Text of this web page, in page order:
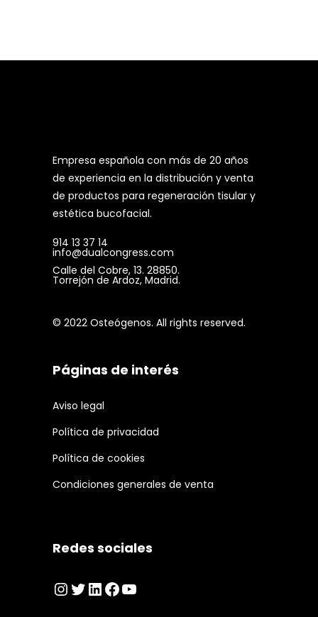
Empresa española con más de 20 años
de experiencia en la distribución y venta
de productos para regeneración tisular y
estética bucofacial.
914 13 37 14
info@dualcongress.com
Calle del Cobre, 13. 28850.
Torrejón de Ardoz, Madrid.
© 2022 Osteógenos. All rights reserved.
Páginas de interés
Aviso legal
Política de privacidad
Política de cookies
Condiciones generales de venta
Redes sociales
Instagram
Twitter
LinkedIn
Facebook
YouTube